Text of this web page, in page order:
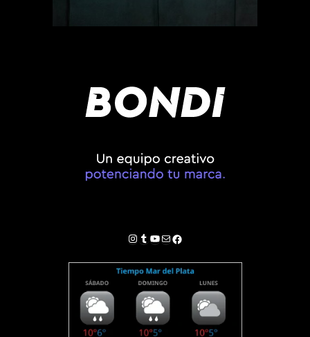
Instagram
Tumblr
YouTube
Correo electrónico
Facebook